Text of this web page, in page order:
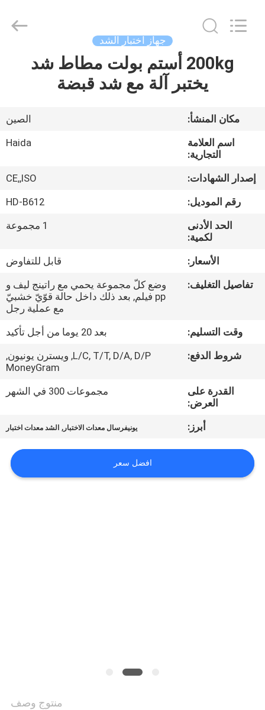
الصفحة
الرئيسية
منتجات
فيديوهات
برنامج
معلومات
المصنع
مراقبة
اتصل
بنا
جهاز اختبار الشد
200kg أستم بولت مطاط شد
يختبر آلة مع شد قبضة
مكان المنشأ:
الصين
اسم العلامة
التجارية:
Haida
إصدار الشهادات:
CE,,ISO
رقم الموديل:
HD-B612
الحد الأدنى
لكمية:
1 مجموعة
الأسعار:
قابل للتفاوض
تفاصيل التغليف:
وضع كلّ مجموعة يحمي مع راتينج ليف و
pp فيلم, بعد ذلك داخل حالة قوّيّ خشبيّ
مع عملية رجل
وقت التسليم:
بعد 20 يوما من أجل تأكيد
شروط الدفع:
L/C, T/T, D/A, D/P, ويسترن يونيون,
MoneyGram
القدرة على
العرض:
مجموعات 300 في الشهر
أبرز: يونيفرسال معدات الاختبار , الشد معدات اختبار
افضل سعر
منتوج وصف